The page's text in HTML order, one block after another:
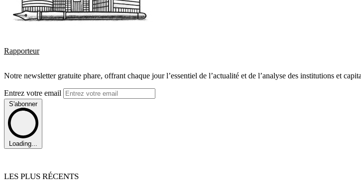
Rapporteur
Notre newsletter gratuite phare, offrant chaque jour l’essentiel de l’actualité et de l’analyse des institutions et
Entrez votre email
S'abonner
Loading...
LES PLUS RÉCENTS